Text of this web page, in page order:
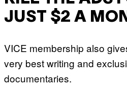
JUST $2 A
VICE membership also
very best writing and
documentaries.